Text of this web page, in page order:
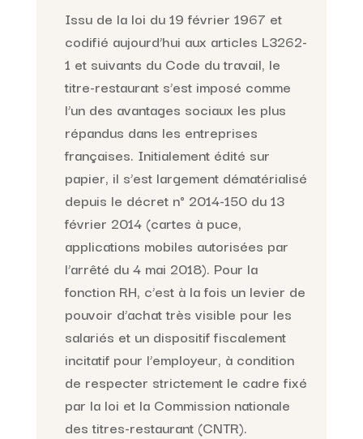
Issu de la loi du 19 février 1967 et
codifié aujourd’hui aux articles L3262-
1 et suivants du Code du travail, le
titre-restaurant s’est imposé comme
l’un des avantages sociaux les plus
répandus dans les entreprises
françaises. Initialement édité sur
papier, il s’est largement dématérialisé
depuis le décret n° 2014-150 du 13
février 2014 (cartes à puce,
applications mobiles autorisées par
l’arrêté du 4 mai 2018). Pour la
fonction RH, c’est à la fois un levier de
pouvoir d’achat très visible pour les
salariés et un dispositif fiscalement
incitatif pour l’employeur, à condition
de respecter strictement le cadre fixé
par la loi et la Commission nationale
des titres-restaurant (CNTR).